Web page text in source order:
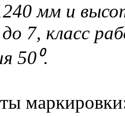
мм и
7, класс
50⁰.